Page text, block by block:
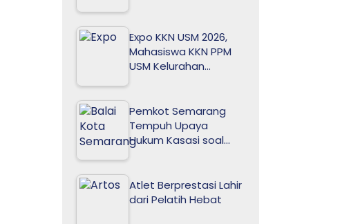
Expo KKN USM 2026,
Mahasiswa KKN PPM
USM Kelurahan…
Pemkot Semarang
Tempuh Upaya
Hukum Kasasi soal…
Atlet Berprestasi Lahir
dari Pelatih Hebat